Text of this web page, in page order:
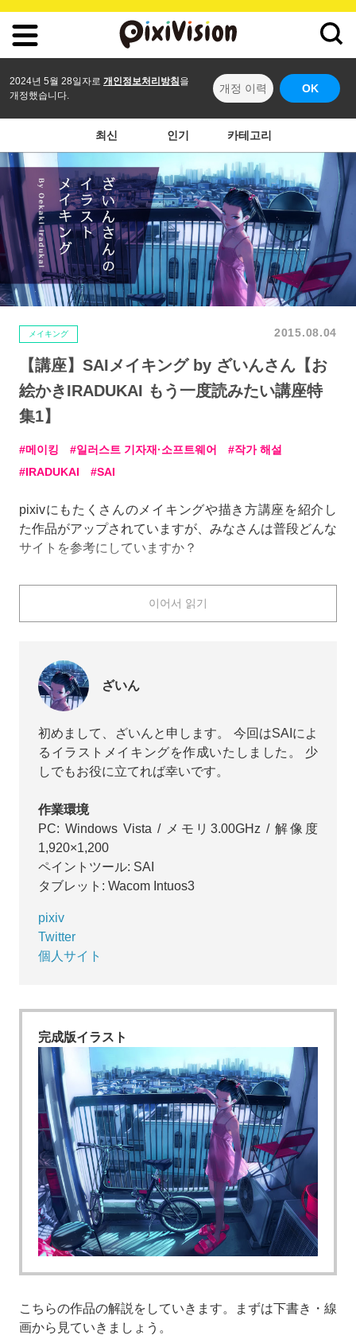
2024년 5월 28일자로 개인정보처리방침 을
개정했습니다.
개정 이력 OK
최신 인기 카테고리
メイキング 2015.08.04
【講座】SAIメイキング by ざいんさん【お
絵かきIRADUKAI もう一度読みたい講座特
集1】
메이킹 일러스트 기자재·소프트웨어
작가 해설
IRADUKAI
SAI
pixivにもたくさんのメイキングや描き方講座を紹介し
た作品がアップされていますが、みなさんは普段どんな
サイトを参考にしていますか？
本日は、さまざまな作家さんによるイラストの描き方を
紹介しているサイト「お絵描きIRADUKAI」より、もう
一度読みたいあの講座をご提供いただきました！「お絵
ツールを使って、絵師さんがとても丁寧に描き方を解説
しています。公開されてから少し時間が経っています
が、いま見ても参考にしたい講座ばかりです。初心者の
れたこともあるのではないでしょうか？
第1弾は「ざいんさん」による、ペイントツールSAIを
使ったイラストメイキングをご紹介します！
이어서 읽기
ざいん
初めまして、ざいんと申します。 今回はSAIによ
るイラストメイキングを作成いたしました。 少
しでもお役に立てれば幸いです。
作業環境
PC: Windows Vista / メモリ3.00GHz / 解像度
1,920×1,200
ペイントツール: SAI
タブレット: Wacom Intuos3
pixiv
Twitter
個人サイト
完成版イラスト
こちらの作品の解説をしていきます。まずは下書き・線
画から見ていきましょう。